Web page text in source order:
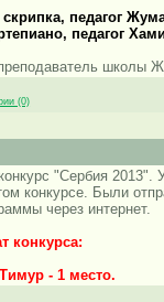
педагог
педагог
школы
(0)
"Сербия
конкурсе. Были
через интернет.
конкурса:
- 1 место.